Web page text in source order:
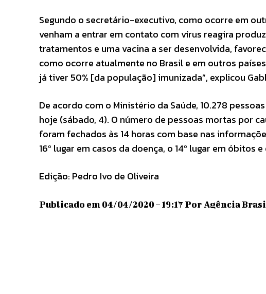
Segundo o secretário-executivo, como ocorre em
venham a entrar em contato com vírus reagira
tratamentos e uma vacina a ser desenvolvida,
como ocorre atualmente no Brasil e em outros
já tiver 50% [da população] imunizada”, explicou
De acordo com o Ministério da Saúde, 10.278
hoje (sábado, 4). O número de pessoas mortas por
foram fechados às 14 horas com base nas
16º lugar em casos da doença, o 14º lugar em óbitos
Edição: Pedro Ivo de Oliveira
Publicado em 04/04/2020 – 19:17 Por Agência